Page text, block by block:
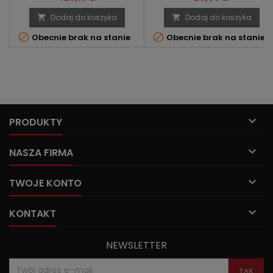
 Dodaj do koszyka
 Obecnie brak na stanie
 Dodaj do koszyka
 Obecnie brak na stanie
PRODUKTY 
NASZA FIRMA 
TWOJE KONTO 
KONTAKT 
NEWSLETTER